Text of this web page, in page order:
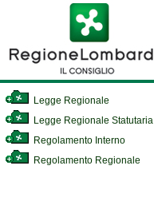
Legge Regionale
Legge Regionale Statutaria
Regolamento Interno
Regolamento Regionale